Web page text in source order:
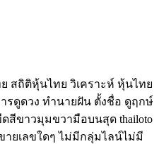
สถิติหุ้นไทย วิเคราะห์ หุ้นไทย
รดูดวง ทำนายฝัน ตั้งชื่อ ดูฤกษ์
สีขาวมุมขวามือบนสุด thailoto
ายเลขใดๆ ไม่มีกลุ่มไลน์ไม่มี